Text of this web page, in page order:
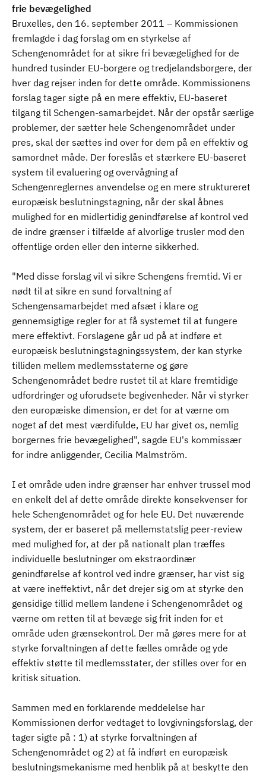
frie bevægelighed
Bruxelles, den 16. september 2011 – Kommissionen
fremlagde i dag forslag om en styrkelse af
Schengenområdet for at sikre fri bevægelighed for de
hundred tusinder EU-borgere og tredjelandsborgere, der
hver dag rejser inden for dette område. Kommissionens
forslag tager sigte på en mere effektiv, EU-baseret
tilgang til Schengen-samarbejdet. Når der opstår særlige
problemer, der sætter hele Schengenområdet under
pres, skal der sættes ind over for dem på en effektiv og
samordnet måde. Der foreslås et stærkere EU-baseret
system til evaluering og overvågning af
Schengenreglernes anvendelse og en mere struktureret
europæisk beslutningstagning, når der skal åbnes
mulighed for en midlertidig genindførelse af kontrol ved
de indre grænser i tilfælde af alvorlige trusler mod den
offentlige orden eller den interne sikkerhed.
"Med disse forslag vil vi sikre Schengens fremtid. Vi er
nødt til at sikre en sund forvaltning af
Schengensamarbejdet med afsæt i klare og
gennemsigtige regler for at få systemet til at fungere
mere effektivt. Forslagene går ud på at indføre et
europæisk beslutningstagningssystem, der kan styrke
tilliden mellem medlemsstaterne og gøre
Schengenområdet bedre rustet til at klare fremtidige
udfordringer og uforudsete begivenheder. Når vi styrker
den europæiske dimension, er det for at værne om
noget af det mest værdifulde, EU har givet os, nemlig
borgernes frie bevægelighed", sagde EU's kommissær
for indre anliggender, Cecilia Malmström.
I et område uden indre grænser har enhver trussel mod
en enkelt del af dette område direkte konsekvenser for
hele Schengenområdet og for hele EU. Det nuværende
system, der er baseret på mellemstatslig peer-review
med mulighed for, at der på nationalt plan træffes
individuelle beslutninger om ekstraordinær
genindførelse af kontrol ved indre grænser, har vist sig
at være ineffektivt, når det drejer sig om at styrke den
gensidige tillid mellem landene i Schengenområdet og
værne om retten til at bevæge sig frit inden for et
område uden grænsekontrol. Der må gøres mere for at
styrke forvaltningen af dette fælles område og yde
effektiv støtte til medlemsstater, der stilles over for en
kritisk situation.
Sammen med en forklarende meddelelse har
Kommissionen derfor vedtaget to lovgivningsforslag, der
tager sigte på : 1) at styrke forvaltningen af
Schengenområdet og 2) at få indført en europæisk
beslutningsmekanisme med henblik på at beskytte den